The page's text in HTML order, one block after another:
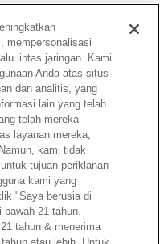
a bread bag, 1 child
Top of Page
mempersonalisasi
lintas jaringan. Kami
Anda atas situs
dan analitis, yang
lain yang telah
telah mereka
layanan mereka,
kami tidak
tujuan periklanan
kami yang
"Saya berusia di
bawah 21 tahun.
tahun & menerima